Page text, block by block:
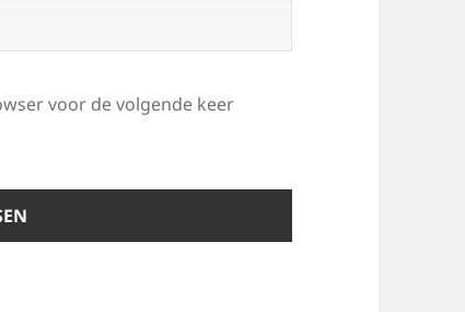
voor de volgende keer